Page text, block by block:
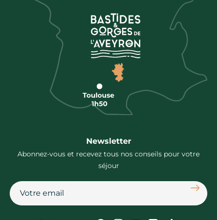
Newsletter
Abonnez-vous et recevez tous nos conseils pour votre
séjour